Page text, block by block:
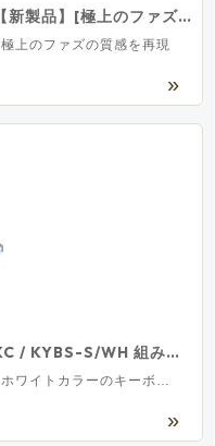
【新製品】[極上のファズの質感を再現 Fender / The Pelt Fuzz V2 フェンダー ギター用エフェクター ファズ
極上のファズの質感を再現
KC / KYBS-S/WH 組み立て式 X字型キーボードスタンド